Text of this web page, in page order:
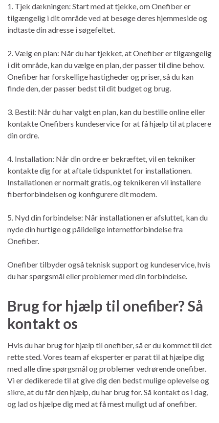
1. Tjek dækningen: Start med at tjekke, om Onefiber er
tilgængelig i dit område ved at besøge deres hjemmeside og
indtaste din adresse i søgefeltet.
2. Vælg en plan: Når du har tjekket, at Onefiber er tilgængelig
i dit område, kan du vælge en plan, der passer til dine behov.
Onefiber har forskellige hastigheder og priser, så du kan
finde den, der passer bedst til dit budget og brug.
3. Bestil: Når du har valgt en plan, kan du bestille online eller
kontakte Onefibers kundeservice for at få hjælp til at placere
din ordre.
4. Installation: Når din ordre er bekræftet, vil en tekniker
kontakte dig for at aftale tidspunktet for installationen.
Installationen er normalt gratis, og teknikeren vil installere
fiberforbindelsen og konfigurere dit modem.
5. Nyd din forbindelse: Når installationen er afsluttet, kan du
nyde din hurtige og pålidelige internetforbindelse fra
Onefiber.
Onefiber tilbyder også teknisk support og kundeservice, hvis
du har spørgsmål eller problemer med din forbindelse.
Brug for hjælp til onefiber? Så
kontakt os
Hvis du har brug for hjælp til onefiber, så er du kommet til det
rette sted. Vores team af eksperter er parat til at hjælpe dig
med alle dine spørgsmål og problemer vedrørende onefiber.
Vi er dedikerede til at give dig den bedst mulige oplevelse og
sikre, at du får den hjælp, du har brug for. Så kontakt os i dag,
og lad os hjælpe dig med at få mest muligt ud af onefiber.